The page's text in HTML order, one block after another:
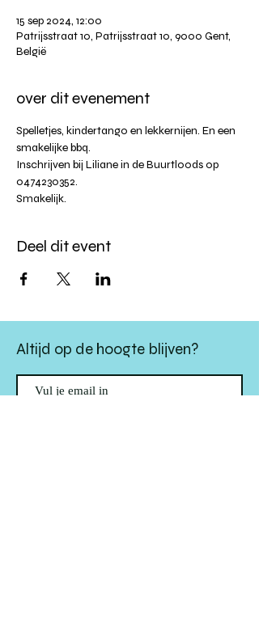
15 sep 2024, 12:00
Patrijsstraat 10, Patrijsstraat 10, 9000 Gent,
België
over dit evenement
Spelletjes, kindertango en lekkernijen. En een
smakelijke bbq.
Inschrijven bij Liliane in de Buurtloods op
0474230352.
Smakelijk.
Deel dit event
Altijd op de hoogte blijven?